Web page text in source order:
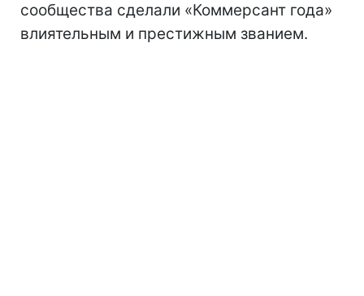
сообщества сделали «Коммерсант года»
влиятельным и престижным званием.